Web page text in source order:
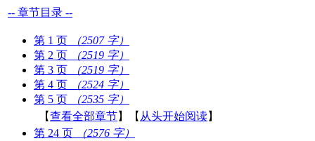
-- 章节目录 --
第 1 页
（2507 字）
第 2 页
（2519 字）
第 3 页
（2519 字）
第 4 页
（2524 字）
第 5 页
（2535 字）
【查看全部章节】【 从头开始阅读】
第 24 页
（2576 字）